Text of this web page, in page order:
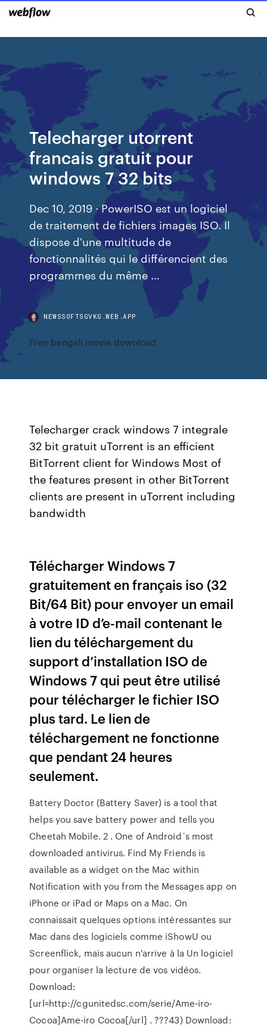
Telecharger utorrent
francais gratuit pour
windows 7 32 bits
Dec 10, 2019 · PowerISO est un logiciel
de traitement de fichiers images ISO. Il
dispose d'une multitude de
fonctionnalités qui le différencient des
programmes du même …
NEWSSOFTSGVKG.WEB.APP
Free bengali movie download
Telecharger crack windows 7 integrale
32 bit gratuit uTorrent is an efficient
BitTorrent client for Windows Most of
the features present in other BitTorrent
clients are present in uTorrent including
bandwidth
Télécharger Windows 7
gratuitement en français iso (32
Bit/64 Bit) pour envoyer un email
à votre ID d’e-mail contenant le
lien du téléchargement du
support d’installation ISO de
Windows 7 qui peut être utilisé
pour télécharger le fichier ISO
plus tard. Le lien de
téléchargement ne fonctionne
que pendant 24 heures
seulement.
Battery Doctor (Battery Saver) is a tool that
helps you save battery power and tells you
Cheetah Mobile. 2 . One of Android´s most
downloaded antivirus. Find My Friends is
available as a widget on the Mac within
Notification with you from the Messages app on
iPhone or iPad or Maps on a Mac. On
connaissait quelques options intéressantes sur
Mac dans des logiciels comme iShowU ou
Screenflick, mais aucun n'arrive à la Un logiciel
pour organiser la lecture de vos vidéos.
Download:
[url=http://cgunitedsc.com/serie/Ame-iro-
Cocoa]Ame-iro Cocoa[/url] . ???43) Download: